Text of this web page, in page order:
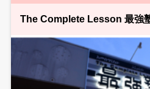
The Complete Lesson 最強